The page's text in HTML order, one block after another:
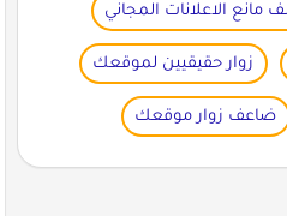
مانع الاعلانات المجاني
زوار حقيقيين لموقعك
ضاعف زوار موقعك